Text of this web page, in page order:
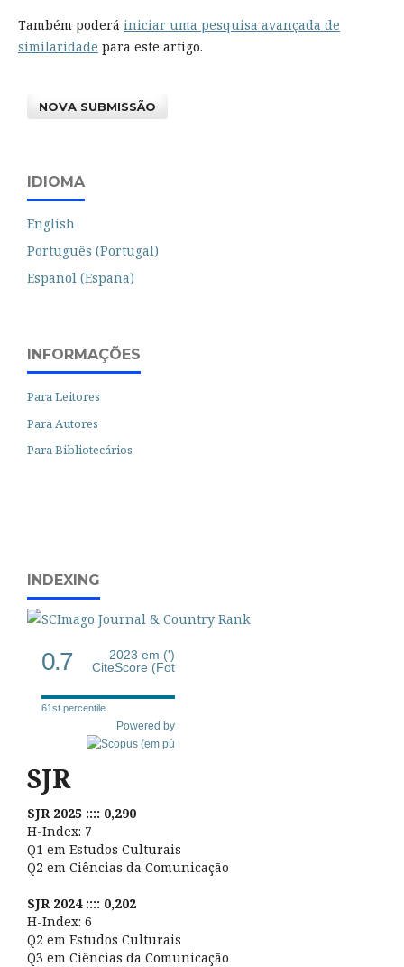
Também poderá iniciar uma pesquisa avançada de
similaridade para este artigo.
NOVA SUBMISSÃO
IDIOMA
English
Português (Portugal)
Español (España)
INFORMAÇÕES
Para Leitores
Para Autores
Para Bibliotecários
INDEXING
0.7
2023 em (')
CiteScore (Fot
61st percentile
Powered by
SJR
SJR 2025 :::: 0,290
H-Index: 7
Q1 em Estudos Culturais
Q2 em Ciências da Comunicação
SJR 2024 :::: 0,202
H-Index: 6
Q2 em Estudos Culturais
Q3 em Ciências da Comunicação